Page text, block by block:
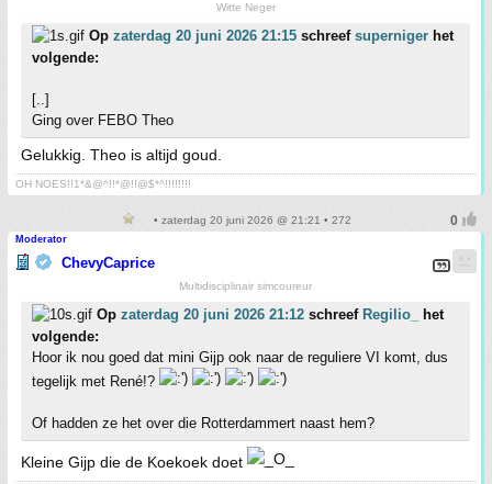
Witte Neger
Op zaterdag 20 juni 2026 21:15 schreef superniger het
volgende:
[..]
Ging over FEBO Theo
Gelukkig. Theo is altijd goud.
OH NOES!!1*&@^!!*@!!@$*^!!!!!!!!
• zaterdag 20 juni 2026 @ 21:21 • 272
Moderator
ChevyCaprice
Multidisciplinair simcoureur
Op zaterdag 20 juni 2026 21:12 schreef Regilio_
het
volgende:
Hoor ik nou goed dat mini Gijp ook naar de reguliere VI komt, dus
tegelijk met René!?
Of hadden ze het over die Rotterdammert naast hem?
Kleine Gijp die de Koekoek doet